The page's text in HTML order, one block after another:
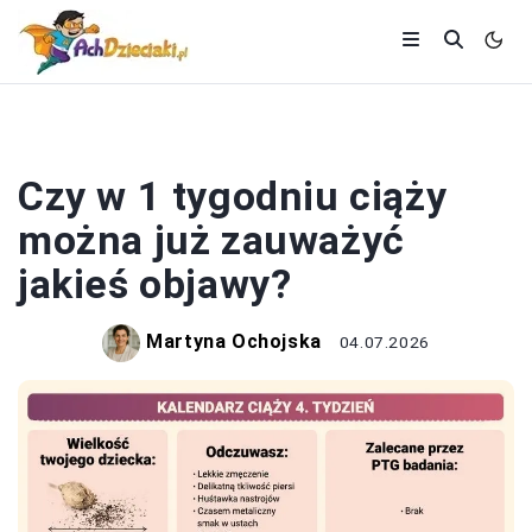
Czy w 1 tygodniu ciąży
można już zauważyć
jakieś objawy?
Martyna Ochojska 04.07.2026